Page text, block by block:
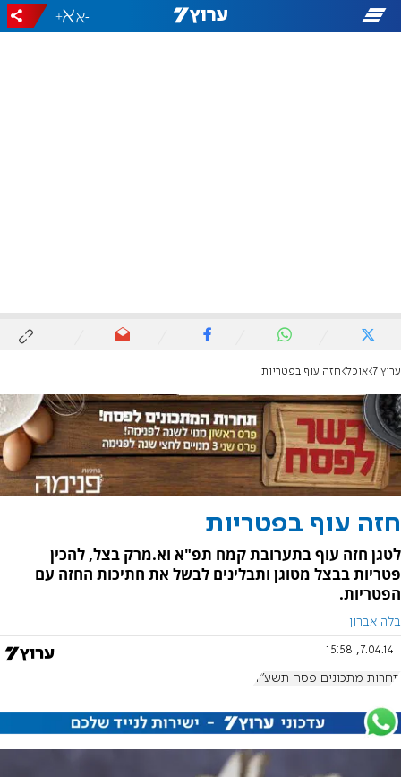
-
+
ערוץ 7 אוכל חזה עוף בפטריות
חזה עוף בפטריות
לטגן חזה עוף בתערובת קמח תפ"א וא.מרק בצל, להכין
פטריות בבצל מטוגן ותבלינים לבשל את חתיכות החזה עם
הפטריות.
בלה אברון
7.04.14, 15:58
תחרות מתכונים פסח תשע"ד